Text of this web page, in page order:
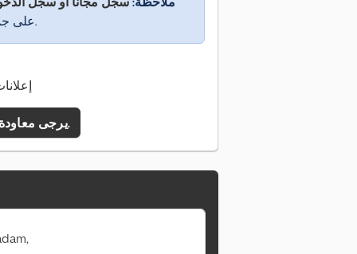
على جميع المعلومات.
19
يرجى معاودة الاتصال بي.